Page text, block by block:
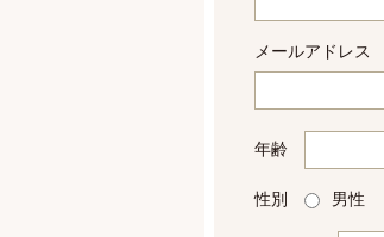
メールアドレス
年齢
性別 男性